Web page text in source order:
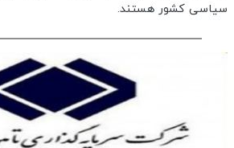
سیاسی کشور هستند.